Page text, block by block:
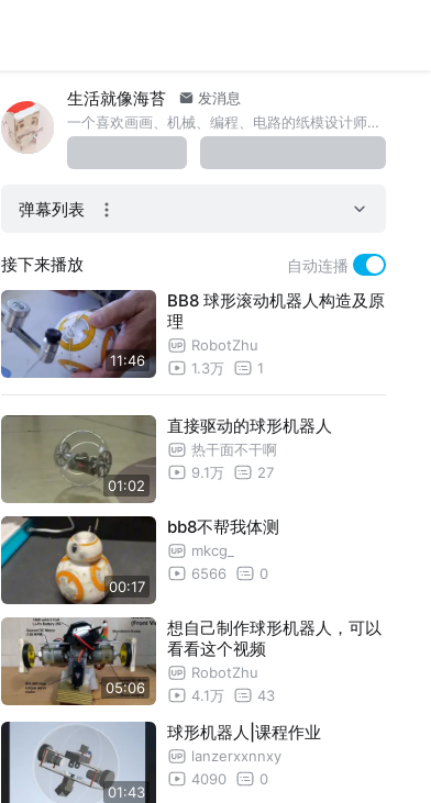
生活就像海苔
发消息
一个喜欢画画、机械、编程、电路的纸模设计师（等哪天我成为百大UP主，你们就是元老级粉丝啦！-_-。）
弹幕列表
接下来播放 自动连播
11:46
BB8 球形滚动机器人构造及原
理
RobotZhu
1.3万
1
01:02
直接驱动的球形机器人
热干面不干啊
9.1万
27
00:17
bb8不帮我体测
mkcg_
6566
0
05:06
想自己制作球形机器人，可以
看看这个视频
RobotZhu
4.1万
43
01:43
球形机器人|课程作业
lanzerxxnnxy
4090
0